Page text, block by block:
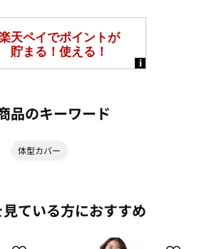
品のキーワード
体型カバー
ている方におすすめ